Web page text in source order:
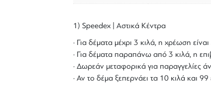
1) Speedex | Αστικά Κέντρα
· Για δέματα μέχρι 3 κιλά, η χρέωση
· Για δέματα παραπάνω από 3 κιλά, η
· Δωρεάν μεταφορικά για παραγγελίες
· Αν το δέμα ξεπερνάει τα 10 κιλά και